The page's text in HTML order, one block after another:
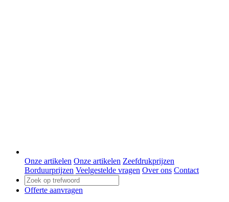
Onze artikelen Onze artikelen Zeefdrukprijzen
Borduurprijzen Veelgestelde vragen Over ons Contact
Offerte aanvragen